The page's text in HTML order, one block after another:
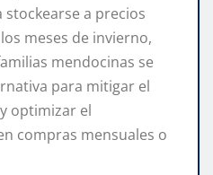
a precios
meses de invierno,
mendocinas se
para mitigar el
optimizar el
compras mensuales o